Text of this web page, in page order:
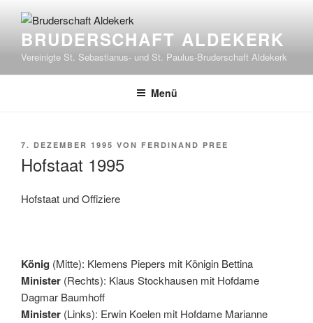
Inhalt
springenBRUDERSCHAFT ALDEKERK
Vereinigte St. Sebastianus- und St. Paulus-Bruderschaft Aldekerk
Menü
VERÖFFENTLICHT
7. DEZEMBER 1995 VON FERDINAND PREE
Hofstaat 1995
Hofstaat und Offiziere
König (Mitte): Klemens Piepers mit Königin Bettina
Minister (Rechts): Klaus Stockhausen mit Hofdame
Dagmar Baumhoff
Minister (Links): Erwin Koelen mit Hofdame Marianne